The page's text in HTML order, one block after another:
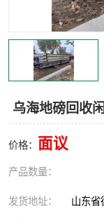
乌海地磅回收
价格： 面议
产品数量：
发货地址： 山东省
撕碎机
塑料撕碎机